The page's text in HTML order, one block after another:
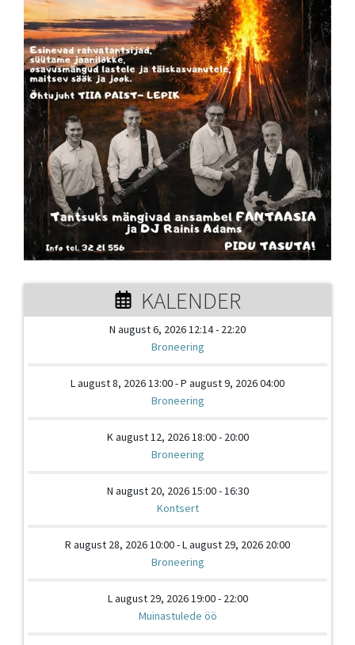
KALENDER
N august 6, 2026 12:14 - 22:20
Broneering
L august 8, 2026 13:00 - P august 9, 2026 04:00
Broneering
K august 12, 2026 18:00 - 20:00
Broneering
N august 20, 2026 15:00 - 16:30
Kontsert
R august 28, 2026 10:00 - L august 29, 2026 20:00
Broneering
L august 29, 2026 19:00 - 22:00
Muinastulede öö